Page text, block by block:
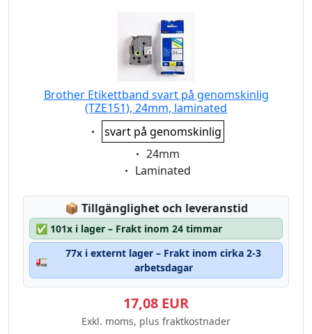
Brother Etikettband svart på genomskinlig
(TZE151), 24mm, laminated
Eigenschaft:
svart på genomskinlig
Eigenschaft:
24mm
Eigenschaft:
Laminated
📦 Lagerstatus:
Tillgänglighet och leveranstid
✅ 101x i lager – Frakt inom 24 timmar
🚛
77x i externt lager – Frakt inom cirka 2-3
arbetsdagar
17,08 EUR
Exkl. moms, plus fraktkostnader